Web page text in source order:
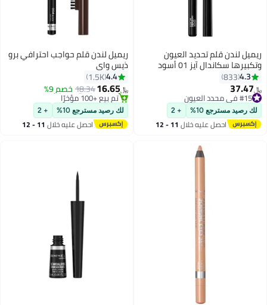
6
ريميل لندن قلم تحديد العيون
وتكبيرها سكاندال آيز 01 أسود
كثيف
4.3
833
﷼‏37.47
#15 في محدد العيون
تم بيع +120 مؤخرًا
#15 في محدد العيون
لك رصيد مسترجع 10% + 2
احصل عليه خلال 11 - 12
5
ريميل لندن قلم حواجب احترافي برو
ذيس واي
4.4
1.5K
﷼‏16.65
18.34خصم 9%
#14 في محدد العيون
أقل سعر في 30 يوم
تم بيع +100 مؤخرًا
#14 في محدد العيون
لك رصيد مسترجع 10% + 2
احصل عليه خلال 11 - 12